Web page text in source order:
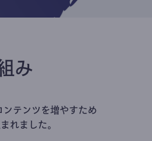
み
テンツを増やすため
れました。